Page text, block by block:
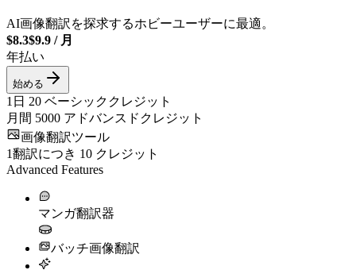
AI画像翻訳を探求するホビーユーザーに最適。
$8.3$9.9 / 月
年払い
始める
1日 20 ベーシッククレジット
月間 5000 アドバンスドクレジット
画像翻訳ツール
1翻訳につき 10 クレジット
Advanced Features
マンガ翻訳器
バッチ画像翻訳